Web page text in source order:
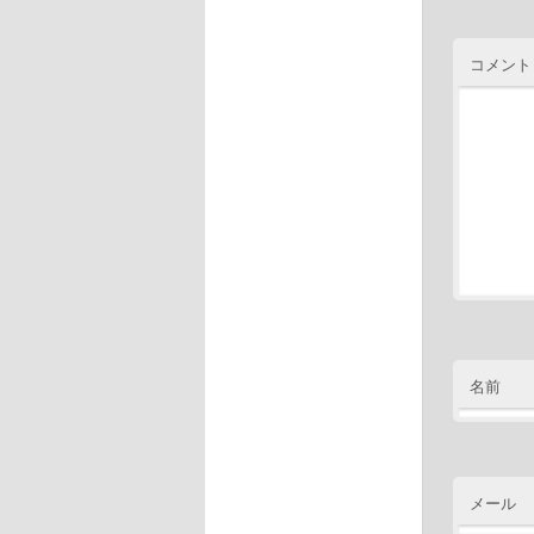
コメント
名前
メール